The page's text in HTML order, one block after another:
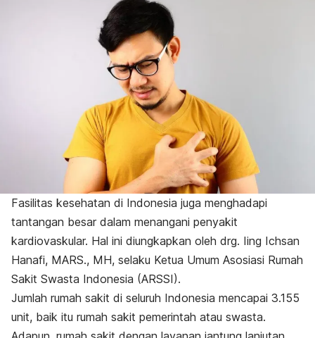
Fasilitas kesehatan di Indonesia juga menghadapi
tantangan besar dalam menangani penyakit
kardiovaskular. Hal ini diungkapkan oleh drg. Iing Ichsan
Hanafi, MARS., MH, selaku Ketua Umum Asosiasi Rumah
Sakit Swasta Indonesia (ARSSI).
Jumlah rumah sakit di seluruh Indonesia mencapai 3.155
unit, baik itu rumah sakit pemerintah atau swasta.